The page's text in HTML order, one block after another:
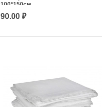
100*150см.
90.00 ₽